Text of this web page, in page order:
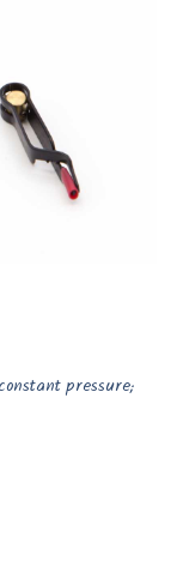
pressure;